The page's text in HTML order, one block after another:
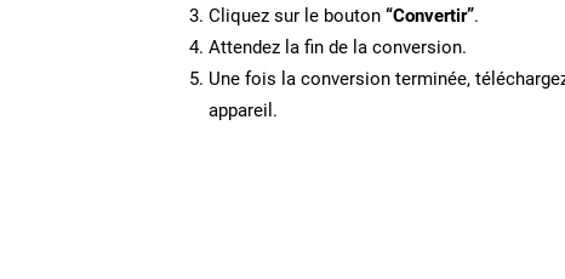
Cliquez sur le bouton “Convertir”.
Attendez la fin de la conversion.
Une fois la conversion terminée,
appareil.